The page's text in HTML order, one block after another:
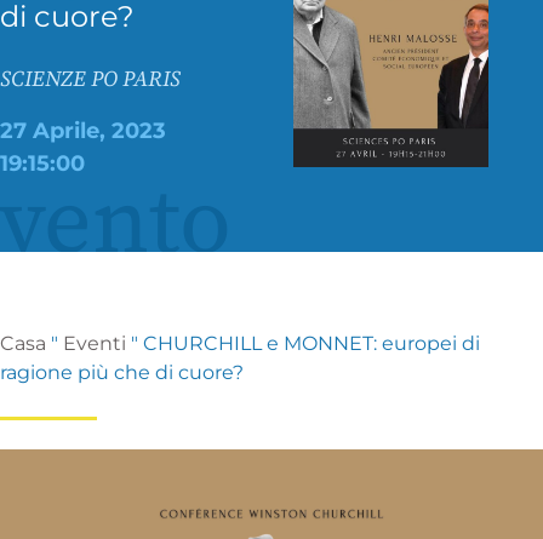
di cuore?
SCIENZE PO PARIS
27 Aprile, 2023
19:15:00
Casa " Eventi " CHURCHILL e MONNET: europei di
ragione più che di cuore?